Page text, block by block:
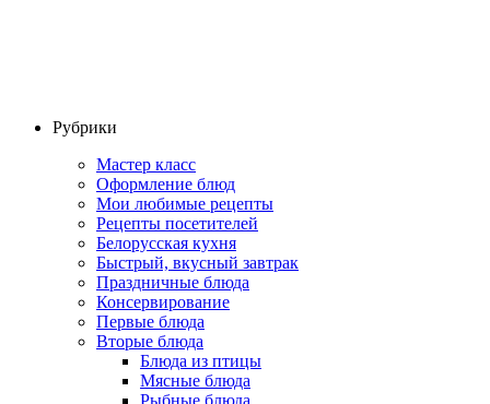
Рубрики
Мастер класс
Оформление блюд
Мои любимые рецепты
Рецепты посетителей
Белорусская кухня
Быстрый, вкусный завтрак
Праздничные блюда
Консервирование
Первые блюда
Вторые блюда
Блюда из птицы
Мясные блюда
Рыбные блюда